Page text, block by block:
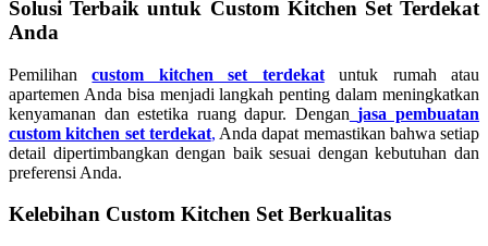
Solusi Terbaik untuk Custom Kitchen Set Terdekat
Anda
Pemilihancustom kitchen set terdekatuntuk rumah atau
apartemen Anda bisa menjadi langkah penting dalam meningkatkan
kenyamanan dan estetika ruang dapur. Dengan jasa pembuatan
custom kitchen set terdekat, Anda dapat memastikan bahwa setiap
detail dipertimbangkan dengan baik sesuai dengan kebutuhan dan
preferensi Anda.
Kelebihan Custom Kitchen Set Berkualitas